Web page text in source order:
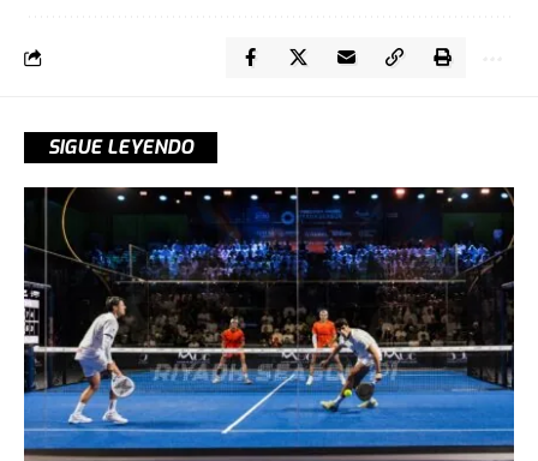
SIGUE LEYENDO